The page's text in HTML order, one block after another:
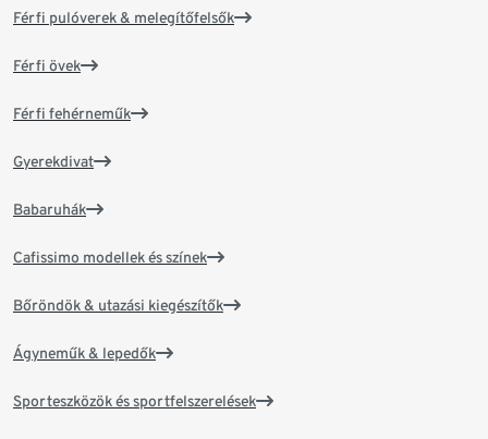
Férfi pulóverek & melegítőfelsők
Férfi övek
Férfi fehérneműk
Gyerekdivat
Babaruhák
Cafissimo modellek és színek
Bőröndök & utazási kiegészítők
Ágyneműk & lepedők
Sporteszközök és sportfelszerelések